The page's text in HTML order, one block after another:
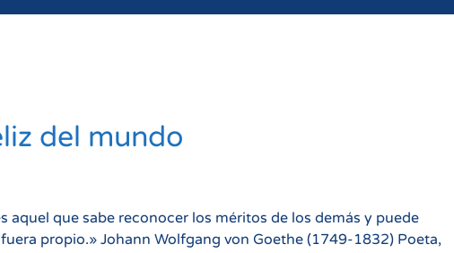
del mundo
aquel que sabe reconocer los méritos de los demás y puede
propio.» Johann Wolfgang von Goethe (1749-1832) Poeta,